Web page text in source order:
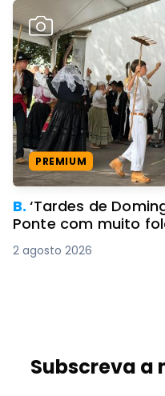
PREMIUM
B.‘Tardes de
Ponte com muito
2 agosto 2026
Subscreva a